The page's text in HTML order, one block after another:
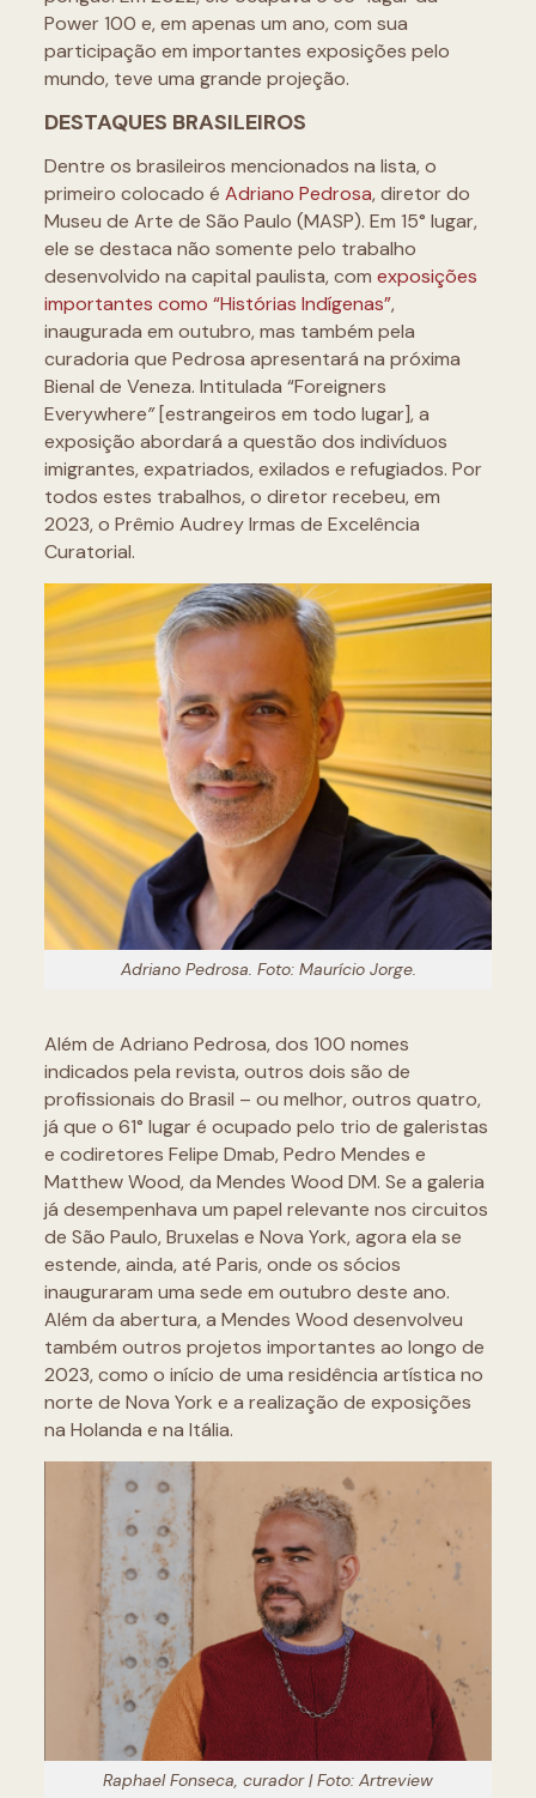
Power 100 e, em apenas um ano, com sua
participação em importantes exposições pelo
mundo, teve uma grande projeção.
DESTAQUES BRASILEIROS
Dentre os brasileiros mencionados na lista, o
primeiro colocado é Adriano Pedrosa, diretor do
Museu de Arte de São Paulo (MASP). Em 15° lugar,
ele se destaca não somente pelo trabalho
desenvolvido na capital paulista, com exposições
importantes como “Histórias Indígenas”,
inaugurada em outubro, mas também pela
curadoria que Pedrosa apresentará na próxima
Bienal de Veneza. Intitulada “Foreigners
Everywhere”[estrangeiros em todo lugar], a
exposição abordará a questão dos indivíduos
imigrantes, expatriados, exilados e refugiados. Por
todos estes trabalhos, o diretor recebeu, em
2023, o Prêmio Audrey Irmas de Excelência
Curatorial.
Adriano Pedrosa. Foto: Maurício Jorge.
Além de Adriano Pedrosa, dos 100 nomes
indicados pela revista, outros dois são de
profissionais do Brasil – ou melhor, outros quatro,
já que o 61° lugar é ocupado pelo trio de galeristas
e codiretores Felipe Dmab, Pedro Mendes e
Matthew Wood, da Mendes Wood DM. Se a galeria
já desempenhava um papel relevante nos circuitos
de São Paulo, Bruxelas e Nova York, agora ela se
estende, ainda, até Paris, onde os sócios
inauguraram uma sede em outubro deste ano.
Além da abertura, a Mendes Wood desenvolveu
também outros projetos importantes ao longo de
2023, como o início de uma residência artística no
norte de Nova York e a realização de exposições
na Holanda e na Itália.
Raphael Fonseca, curador | Foto: Artreview